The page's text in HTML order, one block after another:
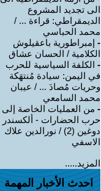
الى تجديد المشروع
الديمقراطي: قراءة ... /
محمد الحباسي
- إمبراطورية باعقيلوش
الكلامية / الحسان عشاق
- الكلفة السياسية للحرب
في اليمن: سيادة مُنتهَكة
وحريات مُصادَ ... / عيبان
محمد السامعي
- من العمليات الخاصة إلى
حرب الحضارات - ألكسندر
دوغين (2) / نورالدين علاك
الاسفي
المزيد.....
احدث الأخبار المهمة